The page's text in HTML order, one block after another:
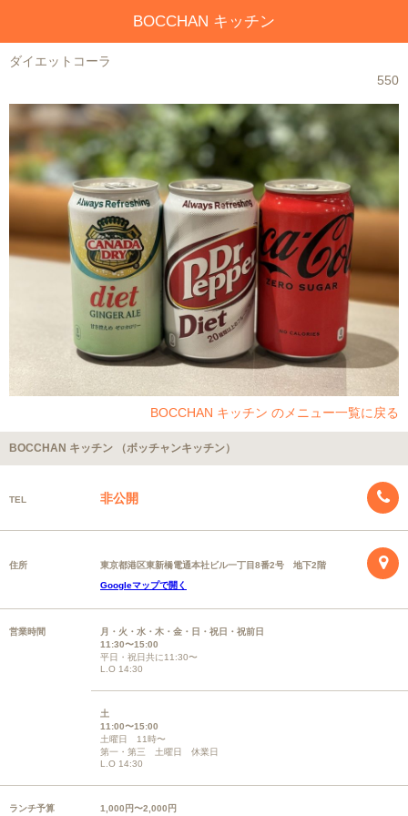
BOCCHAN キッチン
ダイエットコーラ
550
BOCCHAN キッチン のメニュー一覧に戻る
BOCCHAN キッチン （ボッチャンキッチン）
TEL 非公開
住所
東京都港区東新橋電通本社ビル一丁目8番2号 地下2階
Googleマップで開く
営業時間
月・火・水・木・金・日・祝日・祝前日
11:30〜15:00
平日・祝日共に11:30〜
L.O 14:30
土
11:00〜15:00
土曜日 11時〜
第一・第三 土曜日 休業日
L.O 14:30
ランチ予算 1,000円〜2,000円